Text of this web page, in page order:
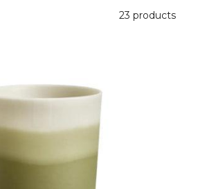
23 products